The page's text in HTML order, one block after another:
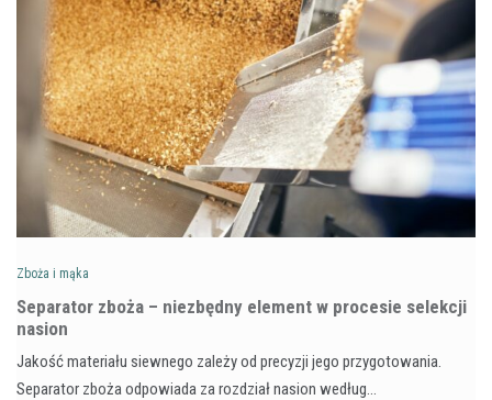
Zboża i mąka
Separator zboża – niezbędny element w procesie selekcji
nasion
Jakość materiału siewnego zależy od precyzji jego przygotowania.
Separator zboża odpowiada za rozdział nasion według…